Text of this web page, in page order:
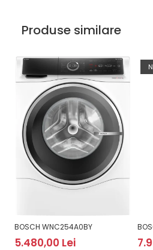
Produse similare
BOSCH WNC254A0BY
5.480,00 Lei